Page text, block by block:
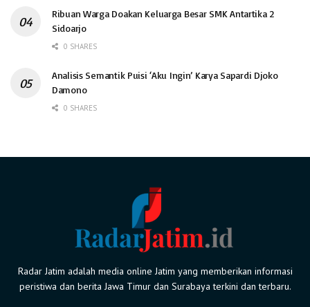
Ribuan Warga Doakan Keluarga Besar SMK Antartika 2
Sidoarjo
0 SHARES
Analisis Semantik Puisi ‘Aku Ingin’ Karya Sapardi Djoko
Damono
0 SHARES
Radar Jatim adalah media online Jatim yang memberikan informasi
peristiwa dan berita Jawa Timur dan Surabaya terkini dan terbaru.